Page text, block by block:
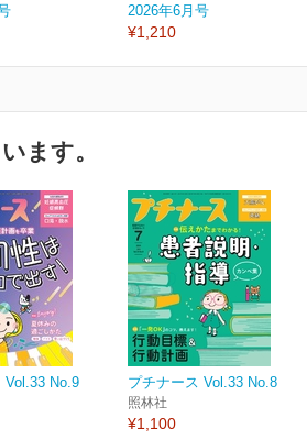
2026年6月号
¥1,210
ます。
Vol.33 No.9 プチナース Vol.33 No.8
照林社
¥1,100